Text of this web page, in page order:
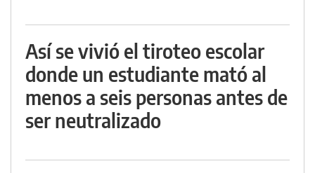
Así se vivió el tiroteo escolar
donde un estudiante mató al
menos a seis personas antes de
ser neutralizado